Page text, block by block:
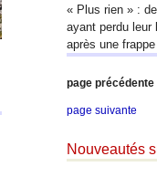
« Plus rien » :
ayant perdu leur
après une
page précédente
page suivante
Nouveautés